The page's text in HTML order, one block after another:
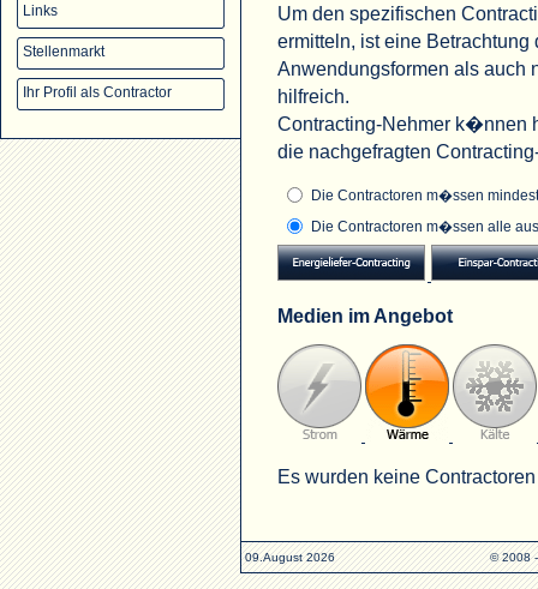
Links
Stellenmarkt
Ihr Profil als Contractor
Um den spezifischen
ermitteln, ist eine
Anwendungsformen als auch
hilfreich.
Contracting-Nehmer k�nnen
die nachgefragten
Die Contractoren m�ssen
Die Contractoren m�ssen alle
Medien im Angebot
Es wurden keine
09.August 2026 © 2008